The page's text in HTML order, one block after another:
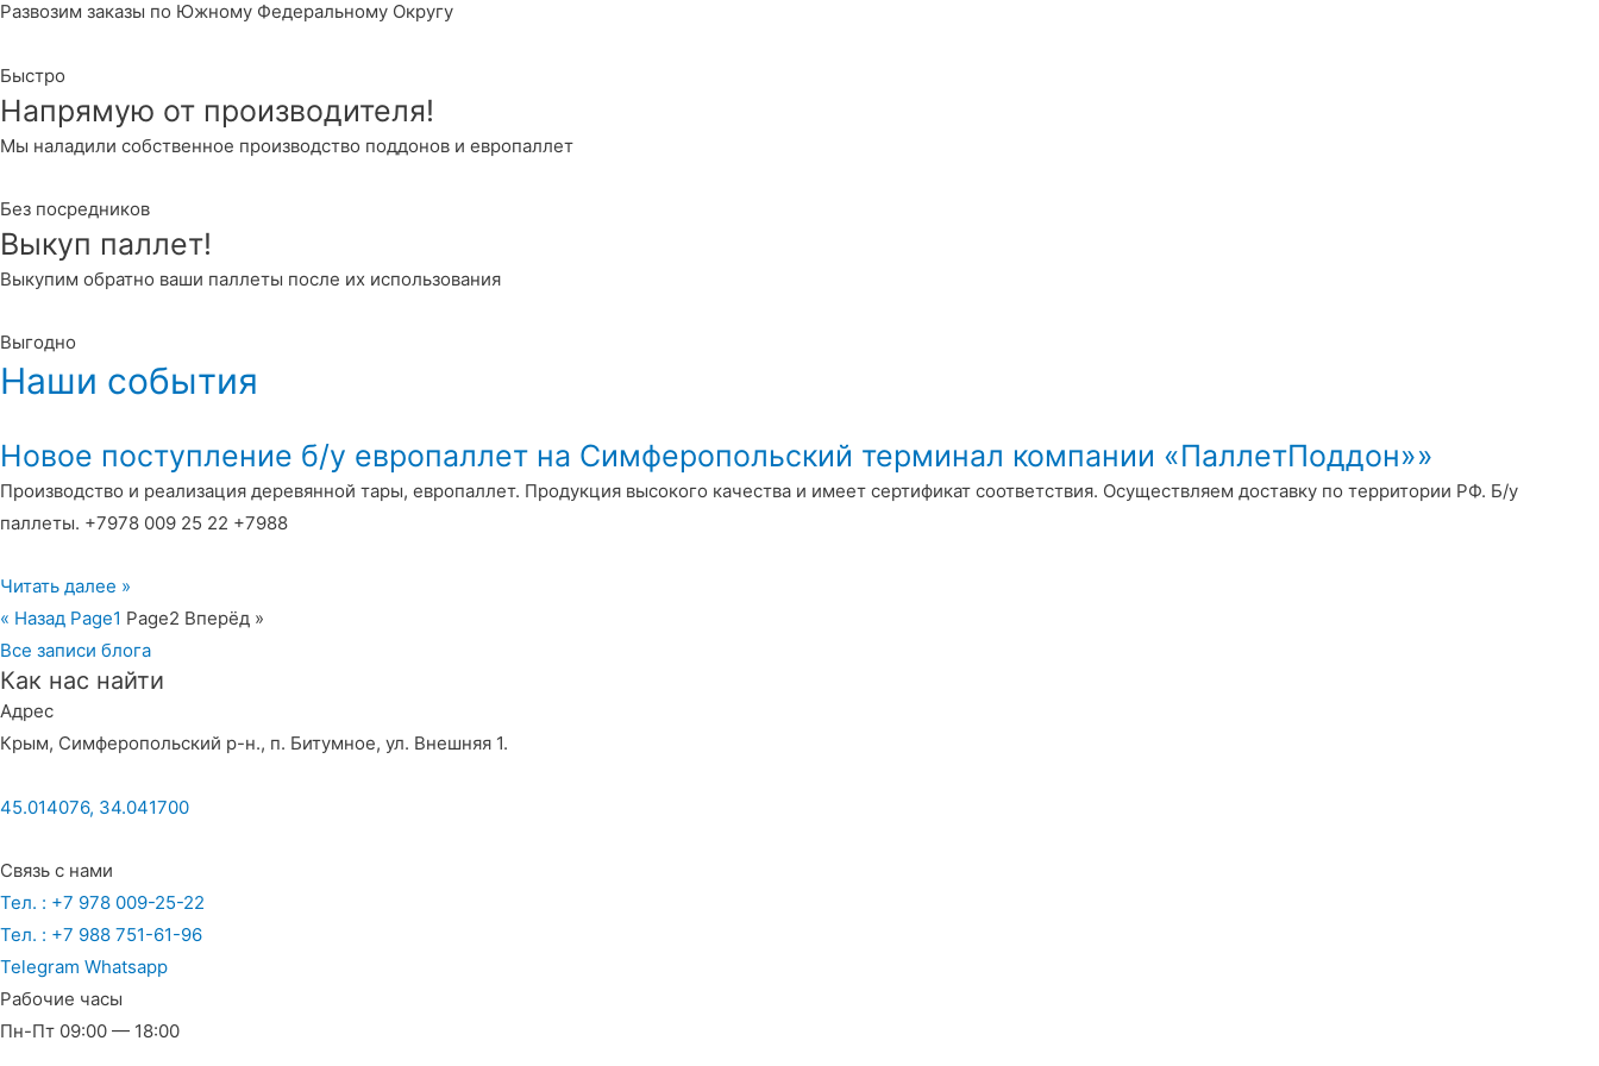
Развозим заказы по Южному Федеральному Округу
Быстро
Напрямую от производителя!
Мы наладили собственное производство поддонов и европаллет
Без посредников
Выкуп паллет!
Выкупим обратно ваши паллеты после их использования
Выгодно
Наши события
Новое поступление б/у европаллет на Симферопольский терминал компании «ПаллетПоддон»»
Производство и реализация деревянной тары, европаллет. Продукция высокого качества и имеет сертификат соответствия. Осуществляем доставку по территории РФ. Б/у
паллеты. +7978 009 25 22 +7988
Читать далее »
« Назад Page1 Page2 Вперёд »
Все записи блога
Как нас найти
Адрес
Крым, Симферопольский р-н., п. Битумное, ул. Внешняя 1.
45.014076, 34.041700
Связь с нами
Тел. : +7 978 009-25-22
Тел. : +7 988 751-61-96
Telegram Whatsapp
Рабочие часы
Пн-Пт 09:00 — 18:00